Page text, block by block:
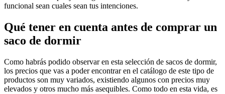
funcional sean cuales sean tus intenciones.
Qué tener en cuenta antes de comprar un
saco de dormir
Como habrás podido observar en esta selección de sacos de dormir,
los precios que vas a poder encontrar en el catálogo de este tipo de
productos son muy variados, existiendo algunos con precios muy
elevados y otros mucho más asequibles. Como todo en esta vida, es